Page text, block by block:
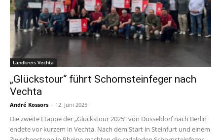
Landkreis Vechta
„Glückstour“ führt Schornsteinfeger nach
Vechta
André Kossors - 12. Juni 2025
Die zweite Etappe der „Glückstour 2025“ von Düsseldorf nach Berlin
endete vor kurzem in Vechta. Nach dem Start in Steinfurt und einem